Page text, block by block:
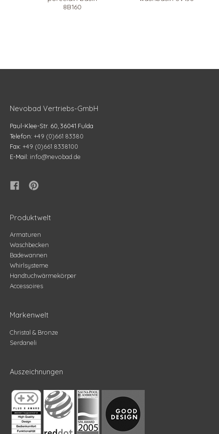
8B160
Nevobad Vertriebs-GmbH
Paul-Klee-Str. 60, 36041 Fulda
Telefon: +49 (0)661 83380
Fax: +49 (0)661 8338100
E-Mail: info@nevobad.de
Produktwelt
Armaturen
Waschbecken
Badewannen
Whirlsysteme
Handtuchwärmekörper
Accessoires
Markenwelt
Christal & Bronze
Serdaneli
Auszeichnungen